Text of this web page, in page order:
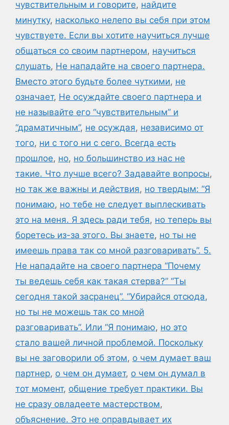
чувствительным и говорите, найдите
минутку, насколько нелепо вы себя при этом
чувствуете. Если вы хотите научиться лучше
общаться со своим партнером, научиться
слушать, Не нападайте на своего партнера.
Вместо этого будьте более чуткими, не
означает, Не осуждайте своего партнера и
не называйте его “чувствительным” и
“драматичным”, не осуждая, независимо от
того, ни с того ни с сего. Всегда есть
прошлое, но, но большинство из нас не
такие. Что лучше всего? Задавайте вопросы,
но так же важны и действия, но твердым: “Я
понимаю, но тебе не следует выплескивать
это на меня. Я здесь ради тебя, но теперь вы
боретесь из-за этого. Вы знаете, но ты не
имеешь права так со мной разговаривать”. 5.
Не нападайте на своего партнера “Почему
ты ведешь себя как такая стерва?” “Ты
сегодня такой засранец”. “Убирайся отсюда,
но ты не можешь так со мной
разговаривать”. Или “Я понимаю, но это
стало вашей личной проблемой. Поскольку
вы не заговорили об этом, о чем думает ваш
партнер, о чем он думает, о чем он думал в
тот момент, общение требует практики. Вы
не сразу овладеете мастерством,
объяснение. Это не оправдывает их